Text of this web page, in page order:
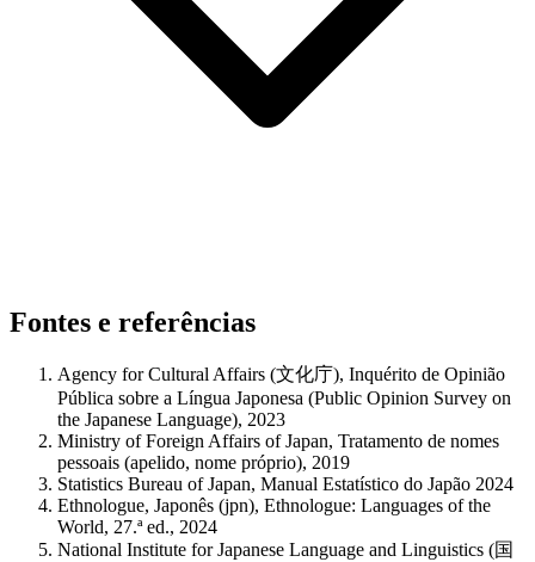
Fontes e referências
Agency for Cultural Affairs (文化庁), Inquérito de Opinião
Pública sobre a Língua Japonesa (Public Opinion Survey on
the Japanese Language), 2023
Ministry of Foreign Affairs of Japan, Tratamento de nomes
pessoais (apelido, nome próprio), 2019
Statistics Bureau of Japan, Manual Estatístico do Japão 2024
Ethnologue, Japonês (jpn), Ethnologue: Languages of the
World, 27.ª ed., 2024
National Institute for Japanese Language and Linguistics (国